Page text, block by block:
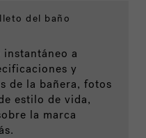
del baño
instantáneo a
y
de la bañera, fotos
estilo de vida,
la marca